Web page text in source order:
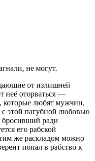
не могут.
от излишней
неё оторваться —
любят мужчин,
с этой пагубной любовью
бросивший ради
его рабской
же раскладом можно
попал в рабство к